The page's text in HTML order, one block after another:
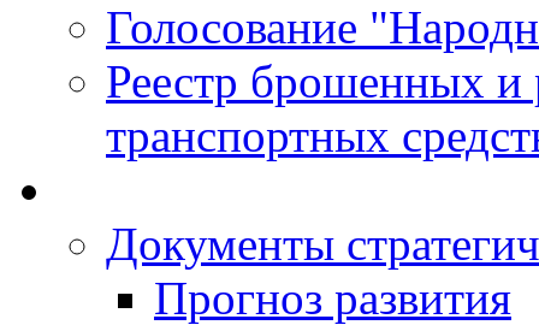
Голосование
Реестр брошенных и
транспортных
Документы
Прогноз развития